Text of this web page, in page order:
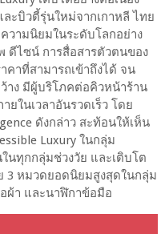
ะบิวตี้รุ่นใหม่จากเกาหลี ไทย
วามนิยมในระดับโลกอย่าง
ดีไซน์ การสื่อสารตัวตนของ
คาที่สามารถเข้าถึงได้ จน
าง มีผู้บริโภคต่อคิวหน้าร้าน
ในเวลาอันรวดเร็ว โดย
ดังกล่าว สะท้อนให้เห็น
Luxury ในกลุ่ม
นทุกกลุ่มช่วงวัย และเติบโต
3 หมวดยอดนิยมสูงสุดในกลุ่ม
อผ้า และนาฬิกาข้อมือ